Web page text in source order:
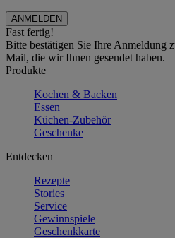
Fast fertig!
Bitte bestätigen Sie Ihre Anmeldung
Mail, die wir Ihnen gesendet haben.
Produkte
Kochen & Backen
Essen
Küchen-Zubehör
Geschenke
Entdecken
Rezepte
Stories
Service
Gewinnspiele
Geschenkkarte